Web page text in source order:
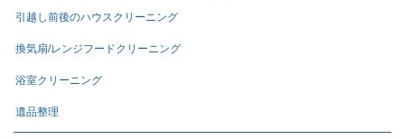
引越し前後のハウスクリーニング
換気扇/レンジフードクリーニング
浴室クリーニング
遺品整理